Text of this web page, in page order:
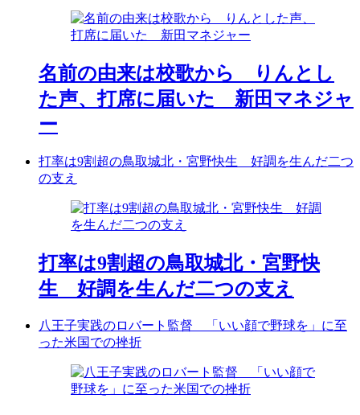
名前の由来は校歌から りんとし
た声、打席に届いた 新田マネジャ
ー
打率は9割超の鳥取城北・宮野快生 好調を生んだ二つ
の支え
打率は9割超の鳥取城北・宮野快
生 好調を生んだ二つの支え
八王子実践のロバート監督 「いい顔で野球を」に至
った米国での挫折